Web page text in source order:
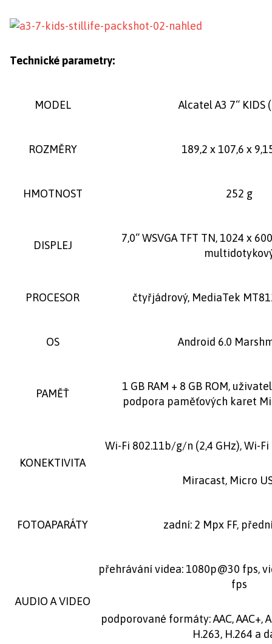
Technické parametry:
MODEL Alcatel A3 7“ KIDS
ROZMĚRY 189,2 x 107,6 x
HMOTNOST 252 g
DISPLEJ
7,0“ WSVGA TFT TN, 1024 x
PROCESOR čtyřjádrový, MediaTek
OS Android 6.0
PAMĚŤ
1 GB RAM + 8 GB ROM,
podpora paměťových karet
KONEKTIVITA
Wi-Fi 802.11b/g/n (2,4 GHz), Wi-
Miracast, Micro
FOTOAPARÁTY zadní: 2 Mpx FF,
AUDIO A VIDEO
přehrávání videa: 1080p@30 fps,
fps
podporované formáty: AAC, AAC+,
H.263, H.264 a